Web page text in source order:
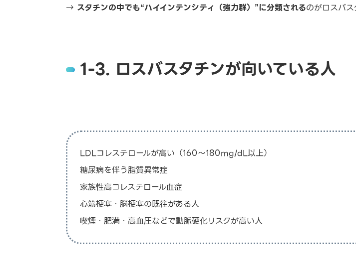
→ スタチンの中でも“ハイインテンシティ（強力群）”に分類されるのがロスバス
1-3. ロスバスタチンが向いている人
LDLコレステロールが高い（160〜180mg/dL以上）
糖尿病を伴う脂質異常症
家族性高コレステロール血症
心筋梗塞・脳梗塞の既往がある人
喫煙・肥満・高血圧などで動脈硬化リスクが高い人